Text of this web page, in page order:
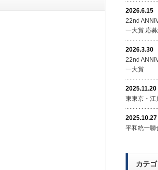
2026.6.15
22nd
一大賞 応
2026.3.30
22nd
一大賞
2025.11.20
東東京・江
2025.10.27
平和統一聯
カテ